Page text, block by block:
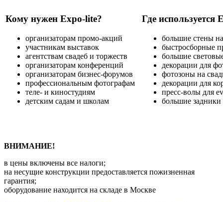
Кому нужен Expo-lite?
организаторам промо-акций
участникам выставок
агентствам свадеб и торжеств
организаторам конференций
организаторам бизнес-форумов
профессиональным фотографам
теле- и киностудиям
детским садам и школам
Где используется
большие стены
быстросборные
большие
декорации для
фотозоны на
декорации для
пресс-волы для
большие задники
ВНИМАНИЕ!
в цены включены все налоги;
на несущие конструкции предоставляется пожизненная
гарантия;
оборудование находится на складе в Москве